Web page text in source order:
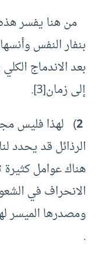
من هنا يفسر
بنفار النفس
بعد الاندماج
إلى زمان[3]
.
2) لهذا فليس
الرذائل قد يحدد
هناك عوامل كثيرة
الانحراف في
ومصدرها الميسر
.